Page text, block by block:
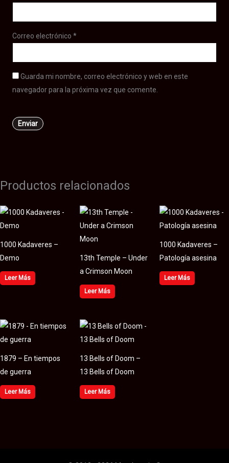
Correo electrónico*
Guarda mi nombre, correo electrónico y web en este
navegador para la próxima vez que comente.
Productos relacionados
1000 Kadaveres –
Demo
Leer Más
13th Temple – Under
a Crimson Moon
Leer Más
1000 Kadaveres –
Patología asesina
Leer Más
1879 – En tiempos
de guerra
Leer Más
13 Bells of Doom –
13 Bells of Doom
Leer Más